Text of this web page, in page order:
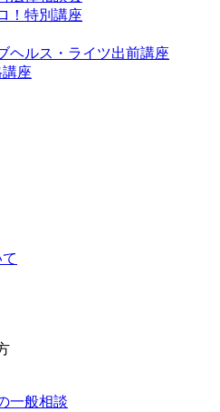
！特別講座
ヘルス・ライツ出前講座
座
一般相談